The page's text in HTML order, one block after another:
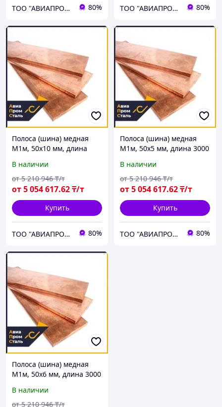
ТОО "АВИАПРОМСТАЛЬ" 80% ТОО "АВИАПРОМСТАЛЬ" 80%
Полоса (шина) медная
М1м, 50х10 мм, длина
В наличии
от5 054 617.62₸/т
от 5 210 946 ₸/т
Купить
ТОО "АВИАПРОМСТАЛЬ" 80%
Полоса (шина) медная
М1м, 50х5 мм, длина 3000
В наличии
от5 054 617.62₸/т
от 5 210 946 ₸/т
Купить
ТОО "АВИАПРОМСТАЛЬ" 80%
Полоса (шина) медная
М1м, 50х6 мм, длина 3000
В наличии
от 5 210 946 ₸/т